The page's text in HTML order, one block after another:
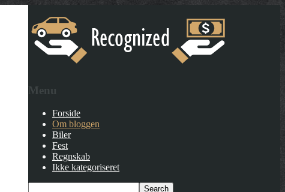
Menu
Forside
Om bloggen
Biler
Fest
Regnskab
Ikke kategoriseret